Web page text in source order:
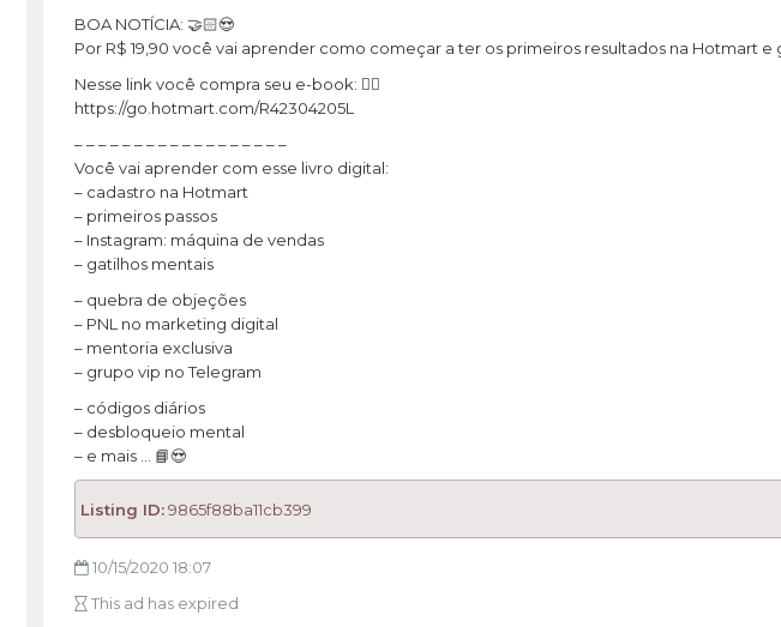
BOA NOTÍCIA: 🤝🏻😍
Por R$ 19,90 você vai aprender como começar a ter os primeiros resultados na Hotmart e
Nesse link você compra seu e-book: 👇🏻
https://go.hotmart.com/R42304205L
– – – – – – – – – – – – – – – – – –
Você vai aprender com esse livro digital:
– cadastro na Hotmart
– primeiros passos
– Instagram: máquina de vendas
– gatilhos mentais
– quebra de objeções
– PNL no marketing digital
– mentoria exclusiva
– grupo vip no Telegram
– códigos diários
– desbloqueio mental
– e mais … 📘😍
Listing ID:9865f88ba11cb399
10/15/2020 18:07
This ad has expired